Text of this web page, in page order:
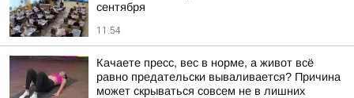
сентября
11:54
Качаете пресс, вес в норме, а живот всё
равно предательски вываливается? Причина
может скрываться совсем не в лишних